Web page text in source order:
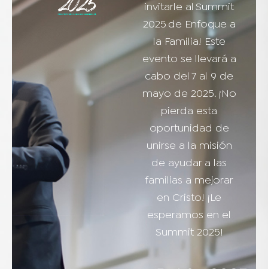
invitarle al Summit
2025 de Enfoque a
la Familia! Este
evento se llevará a
cabo del 7 al 9 de
mayo de 2025. ¡No
pierda esta
oportunidad de
unirse a la misión
de ayudar a las
familias a mejorar
en Cristo! ¡Le
esperamos en el
Summit 2025!